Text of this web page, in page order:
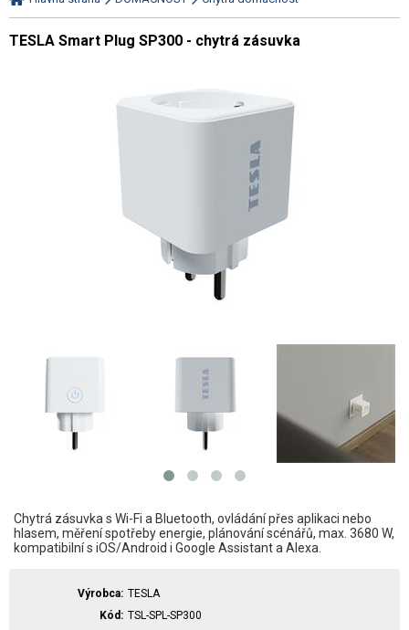
TESLA Smart Plug SP300 - chytrá zásuvka
Chytrá zásuvka s Wi-Fi a Bluetooth, ovládání přes aplikaci nebo
hlasem, měření spotřeby energie, plánování scénářů, max. 3680 W,
kompatibilní s iOS/Android i Google Assistant a Alexa.
Výrobca TESLA
Kód
TSL-SPL-SP300